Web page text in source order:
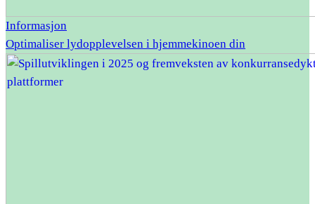
Informasjon
Optimaliser lydopplevelsen i hjemmekinoen din